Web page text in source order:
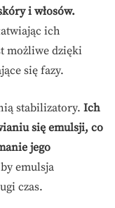
i włosów.
ich
możliwe dzięki
się fazy.
stabilizatory. Ich
się emulsji, co
jego
emulsja
czas.